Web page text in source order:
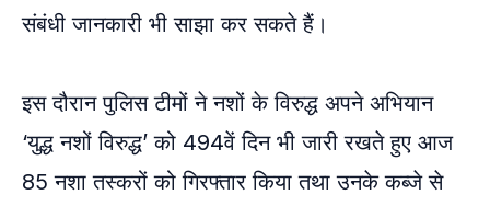
संबंधी जानकारी भी साझा कर सकते हैं।
इस दौरान पुलिस टीमों ने नशों के विरुद्ध अपने अभियान
‘युद्ध नशों विरुद्ध’ को 494वें दिन भी जारी रखते हुए आज
85 नशा तस्करों को गिरफ्तार किया तथा उनके कब्जे से